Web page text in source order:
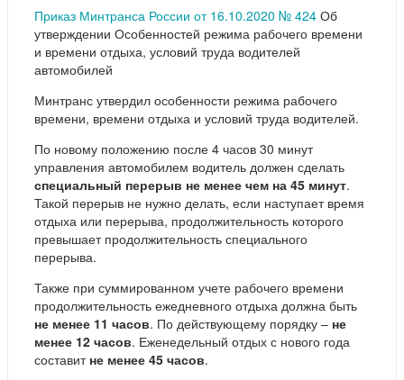
Приказ Минтранса России от 16.10.2020 № 424 Об
утверждении Особенностей режима рабочего времени
и времени отдыха, условий труда водителей
автомобилей
Минтранс утвердил особенности режима рабочего
времени, времени отдыха и условий труда водителей.
По новому положению после 4 часов 30 минут
управления автомобилем водитель должен сделать
специальный перерыв не менее чем на 45 минут.
Такой перерыв не нужно делать, если наступает время
отдыха или перерыва, продолжительность которого
превышает продолжительность специального
перерыва.
Также при суммированном учете рабочего времени
продолжительность ежедневного отдыха должна быть
не менее 11 часов. По действующему порядку – не
менее 12 часов. Еженедельный отдых с нового года
составит не менее 45 часов.